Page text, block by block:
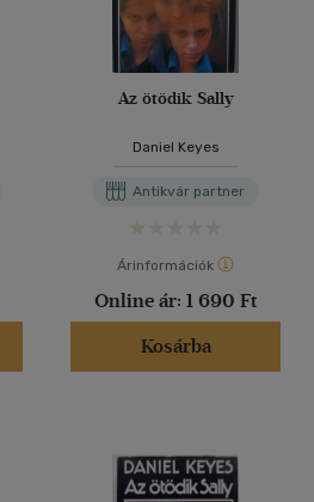
Az ötödik Sally
Daniel Keyes
Antikvár partner
Árinformációk
Online ár: 1 690 Ft
Kosárba